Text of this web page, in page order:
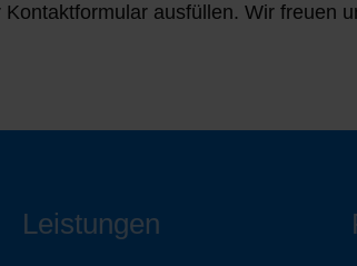
Kontaktformular ausfüllen. Wir freuen
Leistungen